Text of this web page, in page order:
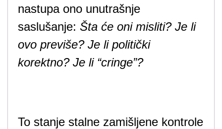
nastupa ono unutrašnje
saslušanje: Šta će oni misliti? Je li
ovo previše? Je li politički
korektno? Je li “cringe”?
To stanje stalne zamišljene kontrole